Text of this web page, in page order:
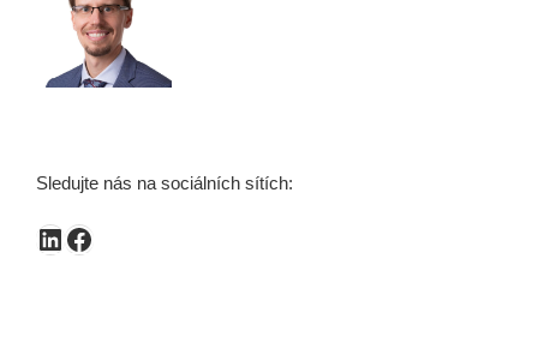
Sledujte nás na sociálních sítích:
LinkedIn
Facebook